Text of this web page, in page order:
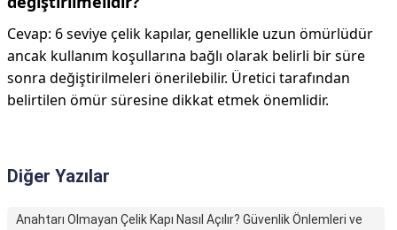
Cevap: 6 seviye çelik kapılar, genellikle uzun ömürlüdür
ancak kullanım koşullarına bağlı olarak belirli bir süre
sonra değiştirilmeleri önerilebilir. Üretici tarafından
belirtilen ömür süresine dikkat etmek önemlidir.
Diğer Yazılar
Anahtarı Olmayan Çelik Kapı Nasıl Açılır? Güvenlik Önlemleri ve